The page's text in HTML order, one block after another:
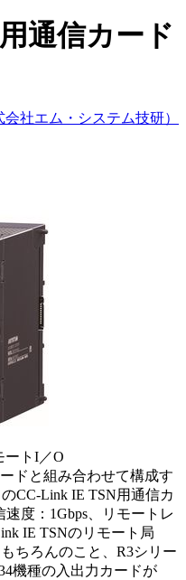
通信カード
社エム・システム技研）
ートI／O
ドと組み合わせて構成す
CC-Link IE TSN用通信カ
度：1Gbps、リモートレ
IE TSNのリモート局
ちろんのこと、R3シリー
機種の入出力カードが